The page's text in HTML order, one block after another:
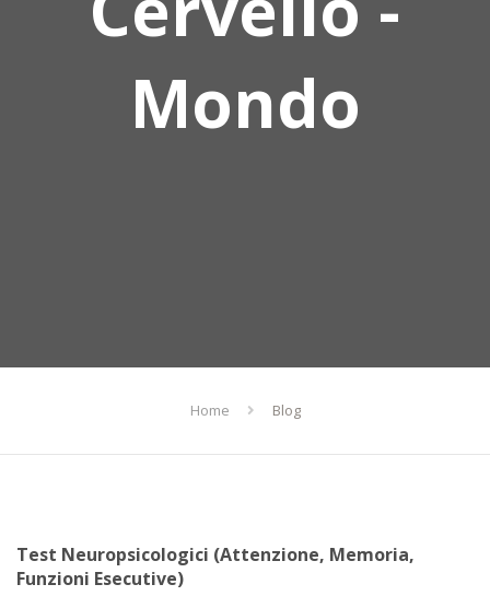
Mondo
Home Blog
Test Neuropsicologici (attenzione, Memoria,
Funzioni Esecutive)